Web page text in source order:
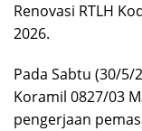
Renovasi RTLH
2026.
Pada Sabtu (30/5/
Koramil 0827/03
pengerjaan